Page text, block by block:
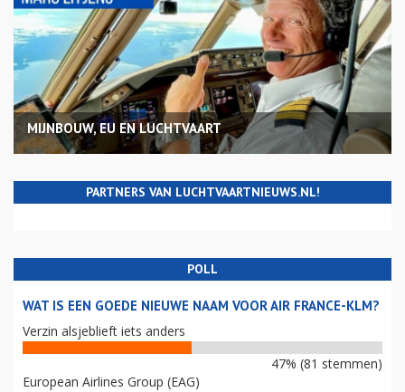
MIJNBOUW, EU EN LUCHTVAART
PARTNERS VAN LUCHTVAARTNIEUWS.NL!
POLL
WAT IS EEN GOEDE NIEUWE NAAM VOOR AIR FRANCE-KLM?
Verzin alsjeblieft iets anders
47% (81 stemmen)
European Airlines Group (EAG)